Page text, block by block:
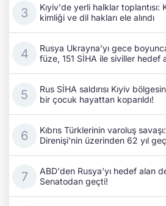
Kıyiv'de yerli halklar toplantısı:
kimliği ve dil hakları ele alındı
Rusya Ukrayna'yı gece
füze, 151 SİHA ile siviller hedef
Rus SİHA saldırısı Kıyiv
bir çocuk hayattan koparıldı!
Kıbrıs Türklerinin varoluş
Direnişi'nin üzerinden 62 yıl
ABD'den Rusya'yı hedef alan
Senatodan geçti!